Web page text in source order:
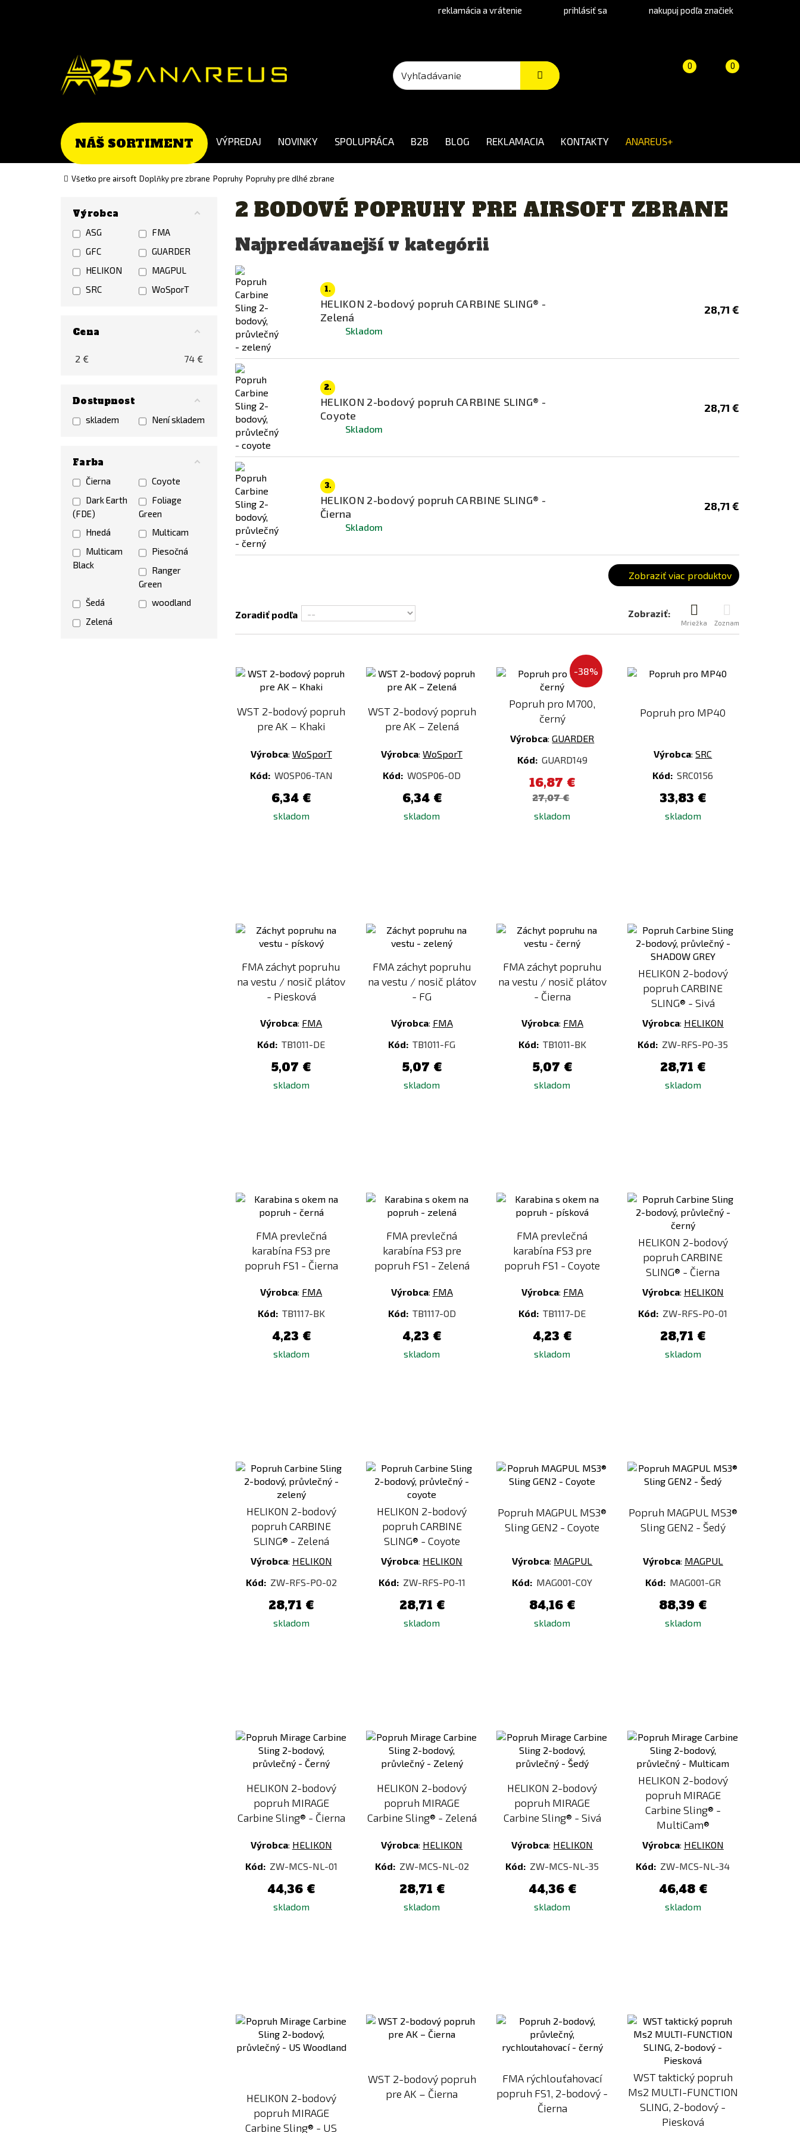
version
reklamácia a vrátenie prihlásiť sa nakupuj podľa značiek
Košík 0
(prázdny)
Porovnanie
0
NÁŠ SORTIMENT VÝPREDAJ NOVINKY SPOLUPRÁCA B2B BLOG REKLAMACIA KONTAKTY ANAREUS+
Všetko pre airsoft Doplňky pre zbrane Popruhy Popruhy pre dlhé zbrane
Výrobca
ASG
FMA
GFC
GUARDER
HELIKON
MAGPUL
SRC
WoSporT
Cena
2 € 74€
Dostupnost
skladem Není skladem
Farba
Čierna
Coyote
Dark Earth
(FDE)
Foliage
Green
Hnedá
Multicam
Multicam
Black
Piesočná
Ranger
Green
Šedá
woodland
Zelená
2 BODOVÉ POPRUHY PRE AIRSOFT ZBRANE
Najpredávanejší v kategórii
1.
HELIKON 2-bodový popruh CARBINE SLING® -
Zelená
Skladom
28,71 €
2.
HELIKON 2-bodový popruh CARBINE SLING® -
Coyote
Skladom
28,71 €
3.
HELIKON 2-bodový popruh CARBINE SLING® -
Čierna
Skladom
28,71 €
Zobraziť viac produktov
Zobraziť:
Mriežka Zoznam
Zoradiť podľa
WST 2-bodový popruh
pre AK – Khaki
Výrobca: WoSporT
Kód: WOSP06-TAN
6,34 €
skladom
k
porovnaniu
WST 2-bodový popruh
pre AK – Zelená
Výrobca:WoSporT
Kód: WOSP06-OD
6,34 €
skladom
k
-38%
Popruh pro M700,
černý
Výrobca:GUARDER
Kód: GUARD149
16,87 €
27,07 €
skladom
Pridať
k
Popruh pro MP40
Výrobca:SRC
Kód: SRC0156
33,83 €
skladom
FMA záchyt popruhu
na vestu / nosič plátov
- Piesková
Výrobca: FMA
Kód: TB1011-DE
5,07 €
skladom
porovnaniu
FMA záchyt popruhu
na vestu / nosič plátov
- FG
Výrobca: FMA
Kód: TB1011-FG
5,07 €
skladom
FMA záchyt popruhu
na vestu / nosič plátov
- Čierna
Výrobca: FMA
Kód: TB1011-BK
5,07 €
skladom
porovnaniu
HELIKON 2-bodový
popruh CARBINE
SLING® - Sivá
Výrobca: HELIKON
Kód: ZW-RFS-PO-35
28,71 €
skladom
k
FMA prevlečná
karabína FS3 pre
popruh FS1 - Čierna
Výrobca: FMA
Kód: TB1117-BK
4,23 €
skladom
porovnaniu
FMA prevlečná
karabína FS3 pre
popruh FS1 - Zelená
Výrobca: FMA
Kód: TB1117-OD
4,23 €
skladom
porovnaniu
FMA prevlečná
karabína FS3 pre
popruh FS1 - Coyote
Výrobca: FMA
Kód: TB1117-DE
4,23 €
skladom
porovnaniu
HELIKON 2-bodový
popruh CARBINE
SLING® - Čierna
Výrobca: HELIKON
Kód: ZW-RFS-PO-01
28,71 €
skladom
k
HELIKON 2-bodový
popruh CARBINE
SLING® - Zelená
Výrobca: HELIKON
Kód: ZW-RFS-PO-02
28,71 €
skladom
k
porovnaniu
HELIKON 2-bodový
popruh CARBINE
SLING® - Coyote
Výrobca: HELIKON
Kód: ZW-RFS-PO-11
28,71 €
skladom
k
porovnaniu
Popruh MAGPUL MS3®
Sling GEN2 - Coyote
Výrobca: MAGPUL
Kód: MAG001-COY
84,16 €
skladom
k
porovnaniu
Popruh MAGPUL MS3®
Sling GEN2 - Šedý
Výrobca: MAGPUL
Kód: MAG001-GR
88,39 €
skladom
k
HELIKON 2-bodový
popruh MIRAGE
Carbine Sling® - Čierna
Výrobca: HELIKON
Kód: ZW-MCS-NL-01
44,36 €
skladom
k
porovnaniu
HELIKON 2-bodový
popruh MIRAGE
Carbine Sling® - Zelená
Výrobca: HELIKON
Kód: ZW-MCS-NL-02
28,71 €
skladom
k
porovnaniu
HELIKON 2-bodový
popruh MIRAGE
Carbine Sling® - Sivá
Výrobca: HELIKON
Kód: ZW-MCS-NL-35
44,36 €
skladom
k
porovnaniu
HELIKON 2-bodový
popruh MIRAGE
Carbine Sling® -
MultiCam®
Výrobca: HELIKON
Kód: ZW-MCS-NL-34
46,48 €
skladom
k
HELIKON 2-bodový
popruh MIRAGE
Carbine Sling® - US
k
porovnaniu
WST 2-bodový popruh
pre AK – Čierna
k
FMA rýchlouťahovací
popruh FS1, 2-bodový -
Čierna
porovnaniu
WST taktický popruh
Ms2 MULTI-FUNCTION
SLING, 2-bodový -
Piesková
k
porovnaniu